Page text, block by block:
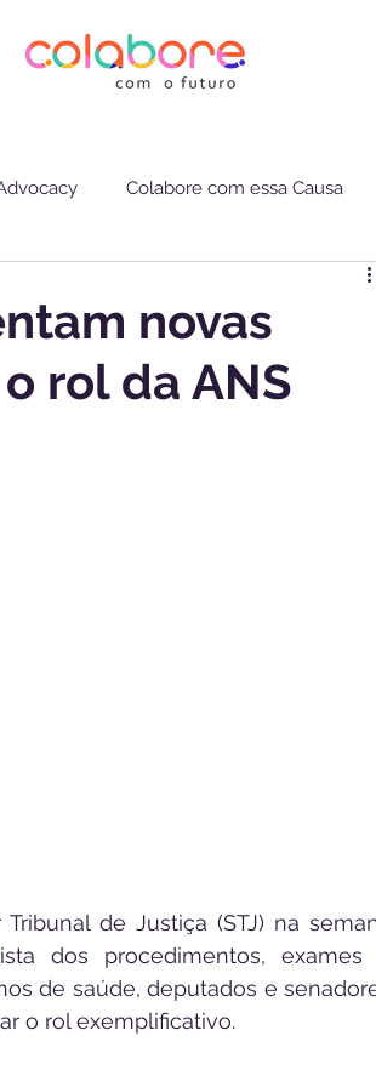
Colabore com essa Causa
novas
rol da ANS
de Justiça (STJ) na
dos procedimentos, exames
de saúde, deputados e
o rol exemplificativo.